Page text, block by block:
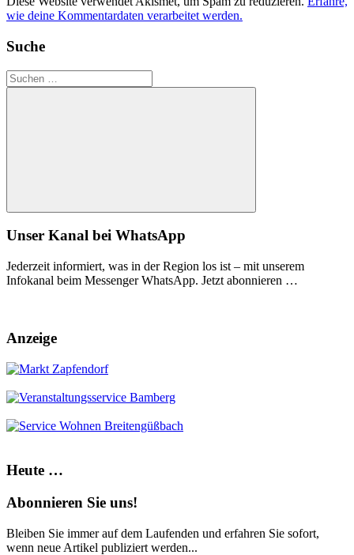
wie deine Kommentardaten verarbeitet werden.
Suche
Suchen
nach:
Suchen
Unser Kanal bei WhatsApp
Jederzeit informiert, was in der Region los ist – mit unserem
Infokanal beim Messenger WhatsApp. Jetzt abonnieren …
Anzeige
Heute …
Abonnieren Sie uns!
Bleiben Sie immer auf dem Laufenden und erfahren Sie sofort,
wenn neue Artikel publiziert werden...